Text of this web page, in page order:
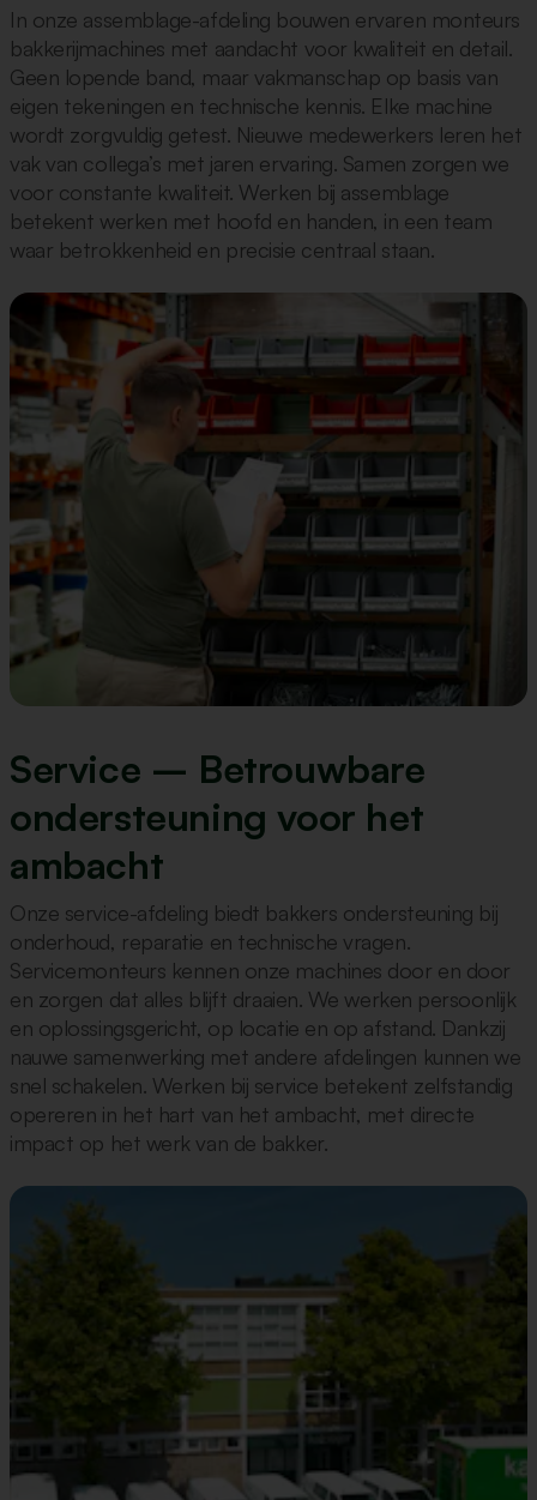
In onze assemblage-afdeling bouwen ervaren monteurs
bakkerijmachines met aandacht voor kwaliteit en detail.
Geen lopende band, maar vakmanschap op basis van
eigen tekeningen en technische kennis. Elke machine
wordt zorgvuldig getest. Nieuwe medewerkers leren het
vak van collega’s met jaren ervaring. Samen zorgen we
voor constante kwaliteit. Werken bij assemblage
betekent werken met hoofd en handen, in een team
waar betrokkenheid en precisie centraal staan.
Service – Betrouwbare
ondersteuning voor het
ambacht
Onze service-afdeling biedt bakkers ondersteuning bij
onderhoud, reparatie en technische vragen.
Servicemonteurs kennen onze machines door en door
en zorgen dat alles blijft draaien. We werken persoonlijk
en oplossingsgericht, op locatie en op afstand. Dankzij
nauwe samenwerking met andere afdelingen kunnen we
snel schakelen. Werken bij service betekent zelfstandig
opereren in het hart van het ambacht, met directe
impact op het werk van de bakker.